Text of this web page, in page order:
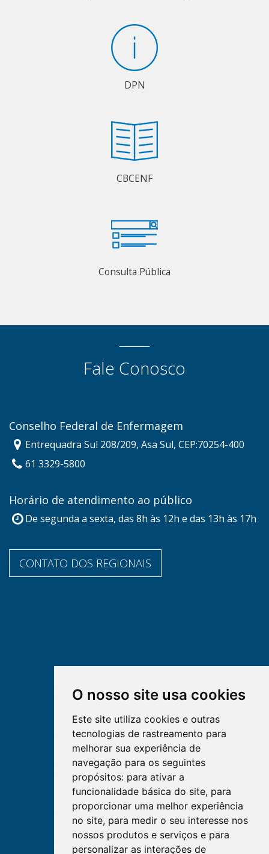
O nosso site usa cookies
Este site utiliza cookies e outras
tecnologias de rastreamento para
melhorar sua experiência de
navegação para os seguintes
propósitos: para ativar a
funcionalidade básica do site, para
proporcionar uma melhor experiência
no site, para medir o seu interesse nos
nossos produtos e serviços e para
personalizar as interações de
DPN
CBCENF
Consulta Pública
Fale Conosco
Conselho Federal de Enfermagem
Entrequadra Sul 208/209, Asa Sul, CEP:70254-400
61 3329-5800
Horário de atendimento ao público
De segunda a sexta, das 8h às 12h e das 13h às 17h
CONTATO DOS REGIONAIS